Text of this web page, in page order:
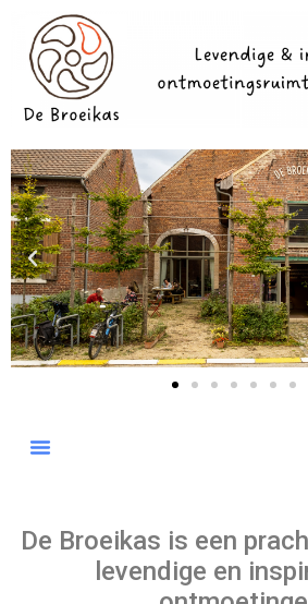
De Broeikas is een
levendige en